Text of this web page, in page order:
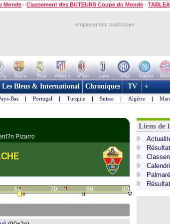
Monde - Classement des BUTEURS Coupe du Monde -
emplacement publicitaire
Barca Real Atletico Milan Juve Inter Naples
Les Bleus & International Chroniques TV +
Bas | Portugal | Turquie | Suisse | Algérie |
Pizarro
60 70 80 90
Liens de